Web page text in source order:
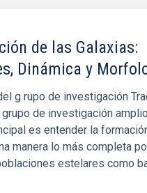
de las Galaxias:
Dinámica y
g rupo de investigación
grupo de investigación
es entender la
manera lo más completa
estelares como